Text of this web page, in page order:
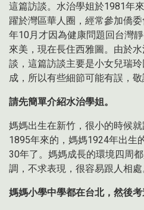
這篇訪談。水治學姐於1981年
躍於灣區華人圈，經常參加僑
年10月才因為健康問題回台灣
來美，現在長住西雅圖。由於
談，這篇訪談主要是小女兒瑞
成，所以有些細節可能有誤，敬
請先簡單介紹水治學姐。
媽媽出生在新竹，很小的時候
1895年來的，媽媽1924年出生
30年了。媽媽成長的環境四周
調，不求表現，很容易跟人相處
媽媽小學中學都在台北，然後